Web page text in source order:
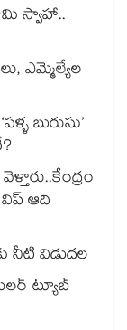
స్వాహా..
ఎమ్మెల్యేల
బురుసు’
ఆది
విడుదల
ట్యూబ్